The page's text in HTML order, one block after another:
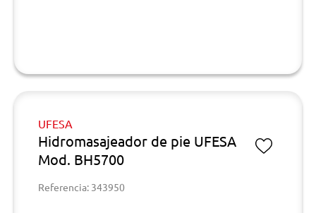
UFESA
Hidromasajeador de pie UFESA
Mod. BH5700
Referencia: 343950